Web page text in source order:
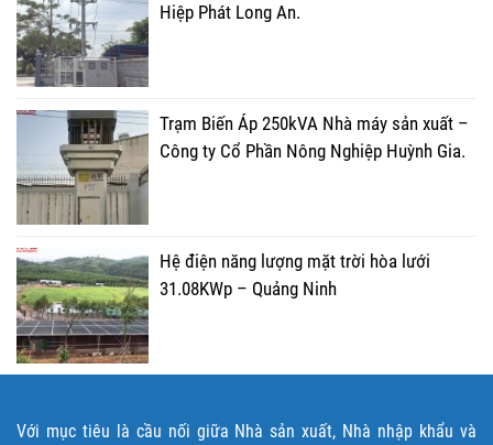
Hiệp Phát Long An.
Trạm Biến Áp 250kVA Nhà máy sản xuất –
Công ty Cổ Phần Nông Nghiệp Huỳnh Gia.
Hệ điện năng lượng mặt trời hòa lưới
31.08KWp – Quảng Ninh
Với mục tiêu là cầu nối giữa Nhà sản xuất, Nhà nhập khẩu và